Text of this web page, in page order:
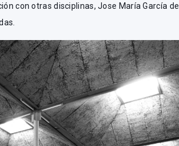
con otras disciplinas, Jose María García de